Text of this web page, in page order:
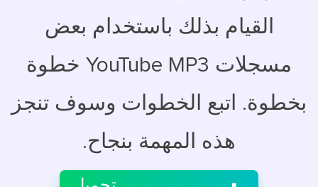
القيام بذلك باستخدام بعض
مسجلات YouTube MP3 خطوة
بخطوة. اتبع الخطوات وسوف تنجز
هذه المهمة بنجاح.
